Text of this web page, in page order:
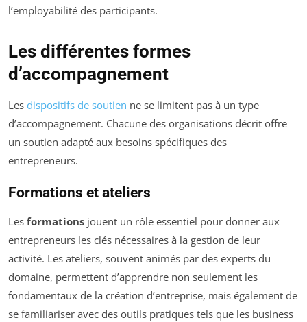
l’employabilité des participants.
Les différentes formes
d’accompagnement
Les dispositifs de soutien ne se limitent pas à un type
d’accompagnement. Chacune des organisations décrit offre
un soutien adapté aux besoins spécifiques des
entrepreneurs.
Formations et ateliers
Les formations jouent un rôle essentiel pour donner aux
entrepreneurs les clés nécessaires à la gestion de leur
activité. Les ateliers, souvent animés par des experts du
domaine, permettent d’apprendre non seulement les
fondamentaux de la création d’entreprise, mais également de
se familiariser avec des outils pratiques tels que les business